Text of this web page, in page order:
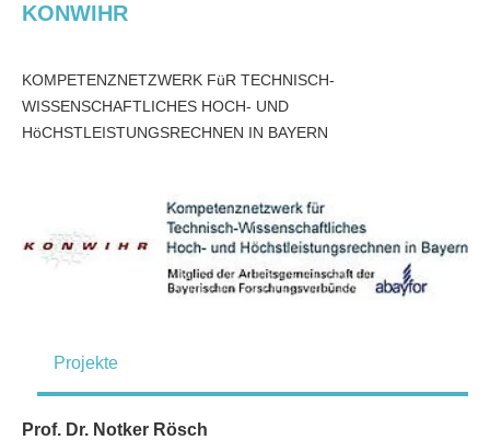
KONWIHR
KOMPETENZNETZWERK FüR TECHNISCH-
WISSENSCHAFTLICHES HOCH- UND
HöCHSTLEISTUNGSRECHNEN IN BAYERN
Projekte
Prof. Dr. Notker Rösch